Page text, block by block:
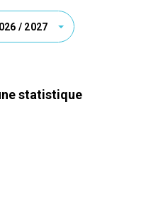
/ 2027
statistique